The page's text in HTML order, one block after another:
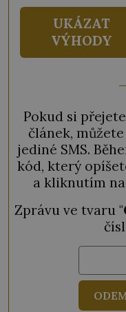
UKÁZAT
VÝHODY
Pokud si
článek,
jediné SMS.
kód, který
a kliknutím
Zprávu ve tvaru "